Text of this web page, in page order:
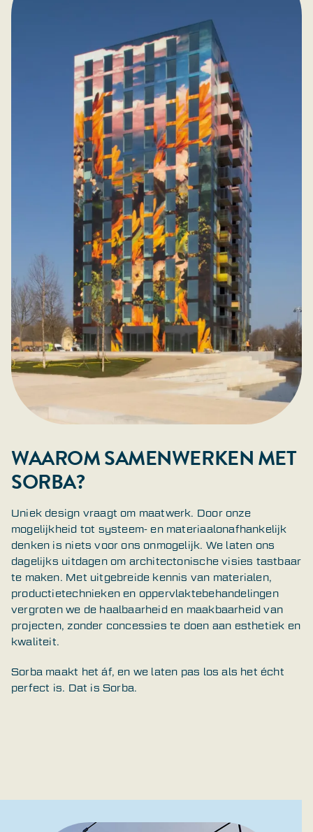
WAAROM SAMENWERKEN MET
SORBA?
Uniek design vraagt om maatwerk. Door onze
mogelijkheid tot systeem- en materiaalonafhankelijk
denken is niets voor ons onmogelijk. We laten ons
dagelijks uitdagen om architectonische visies tastbaar
te maken. Met uitgebreide kennis van materialen,
productietechnieken en oppervlaktebehandelingen
vergroten we de haalbaarheid en maakbaarheid van
projecten, zonder concessies te doen aan esthetiek en
kwaliteit.
Sorba maakt het áf, en we laten pas los als het écht
perfect is. Dat is Sorba.